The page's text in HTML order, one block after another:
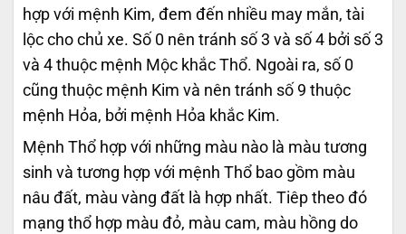
hợp với mệnh Kim, đem đến nhiều may mắn, tài
lộc cho chủ xe. Số 0 nên tránh số 3 và số 4 bởi số 3
và 4 thuộc mệnh Mộc khắc Thổ. Ngoài ra, số 0
cũng thuộc mệnh Kim và nên tránh số 9 thuộc
mệnh Hỏa, bởi mệnh Hỏa khắc Kim.
Mệnh Thổ hợp với những màu nào là màu tương
sinh và tương hợp với mệnh Thổ bao gồm màu
nâu đất, màu vàng đất là hợp nhất. Tiêp theo đó
mạng thổ hợp màu đỏ, màu cam, màu hồng do